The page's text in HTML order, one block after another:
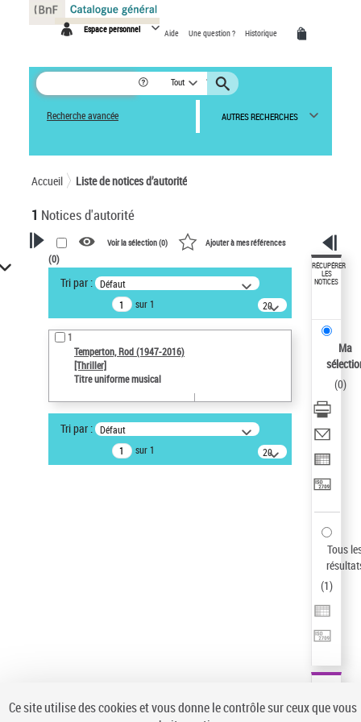
Espace personnel Aide Une question ? Historique
Tout
Recherche avancée AUTRES RECHERCHES
Accueil Liste de notices d’autorité
1 Notices d'autorité
VOTRE RECHERCHE
Recherche avancée dans les
notices d’autorité
Œuvres liées à l'auteur :
Temperton, Rod (1947-2016)
Auteur d’œuvre
Statut de la notice d’autorité
Notice élémentaire
Type de notice d'autorité
Voir la sélection (0) Ajouter à mes références
(0)
Tri par : Défaut
sur 1
20
résultats/page
1
Temperton, Rod (1947-2016)
[Thriller]
Titre uniforme musical
Tri par : Défaut
sur 1
20
résultats/page
RÉCUPÉRER
LES
NOTICES
Ma
(0)
Tous
(1)
Panneau de gestion des cookies
Ce site utilise des cookies et vous donne le contrôle sur ceux que vous